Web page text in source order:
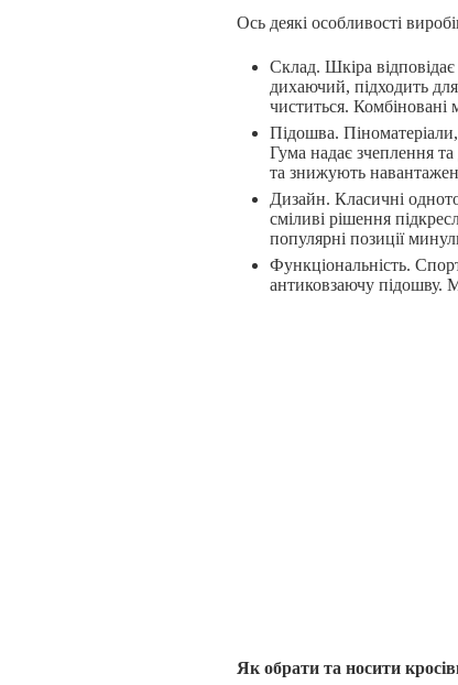
Ось деякі особливості
Склад. Шкіра
дихаючий, підходить
чиститься. Комбіновані
Підошва. Піноматеріали,
Гума надає зчеплення та
та знижують
Дизайн. Класичні
сміливі рішення
популярні позиції
Функціональність.
антиковзаючу підошву.
Як обрати та носити